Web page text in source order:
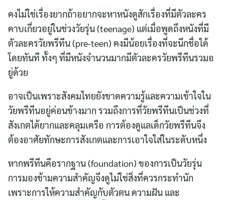
คงไม่ใช่เรื่องยากถ้าอยากจะหาหนังดูสักเรื่องที่มีตัวละคร
คาบเกี่ยวอยู่ในช่วงวัยรุ่น (teenage) แต่เมื่อพูดถึงหนังที่มี
ตัวละครวัยพรีทีน (pre-teen) คงมีน้อยเรื่องที่จะนึกชื่อได้
โดยทันที ทั้งๆ ที่มีหนังจำนวนมากมีตัวละครวัยพรีทีนรวมอ
ยู่ด้วย
อาจเป็นเพราะสังคมไทยยังขาดความรู้และความเข้าใจใน
วัยพรีทีนอยู่ค่อนข้างมาก รวมถึงการที่วัยพรีทีนเป็นช่วงที่
สังเกตได้ยากและคลุมเครือ การต้องดูแลเด็กวัยพรีทีนจึง
ต้องอาศัยทักษะการสังเกตและการเอาใจใส่ในระดับหนึ่ง
หากพรีทีนคือรากฐาน (foundation) ของการเป็นวัยรุ่น
การมองข้ามความสำคัญจึงดูไม่ใช่สิ่งที่ควรกระทำนัก
เพราะการให้ความสำคัญกับตัวตน ความฝัน และ